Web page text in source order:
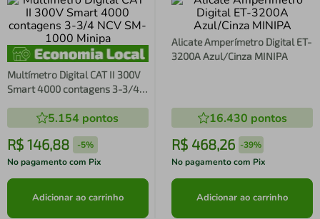
Multímetro Digital CAT II 300V
Smart 4000 contagens 3-3/4
5.154 pontos
R$ 146,88 -5%
No pagamento com Pix
Adicionar ao carrinho
Alicate Amperímetro Digital ET-
3200A Azul/Cinza MINIPA
16.430 pontos
R$ 468,26 -39%
No pagamento com Pix
Adicionar ao carrinho